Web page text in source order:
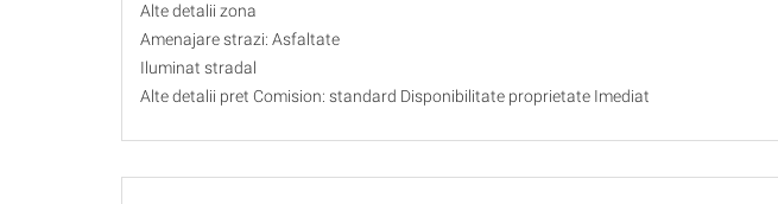
Alte detalii zona
Amenajare strazi: Asfaltate
Iluminat stradal
Alte detalii pret Comision: standard Disponibilitate proprietate Imediat